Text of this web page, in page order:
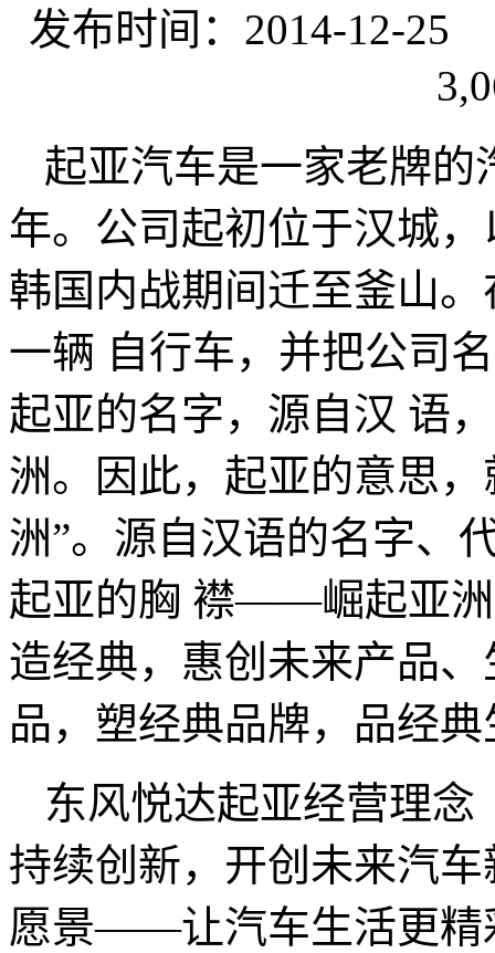
发布时间：2014-12-
起亚汽车是一家老牌的
年。公司起初位于汉城
韩国内战期间迁至釜山
一辆 自行车，并把公司
起亚的名字，源自汉 语
洲。因此，起亚的意思
洲”。源自汉语的名字、
起亚的胸 襟——崛起亚
造经典，惠创未来产品
品，塑经典品牌，品经
东风悦达起亚经营理念
持续创新，开创未来汽
愿景——让汽车生活更精